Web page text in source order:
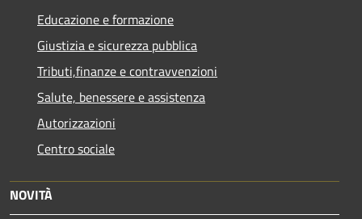
Educazione e formazione
Giustizia e sicurezza pubblica
Tributi,finanze e contravvenzioni
Salute, benessere e assistenza
Autorizzazioni
Centro sociale
NOVITÀ